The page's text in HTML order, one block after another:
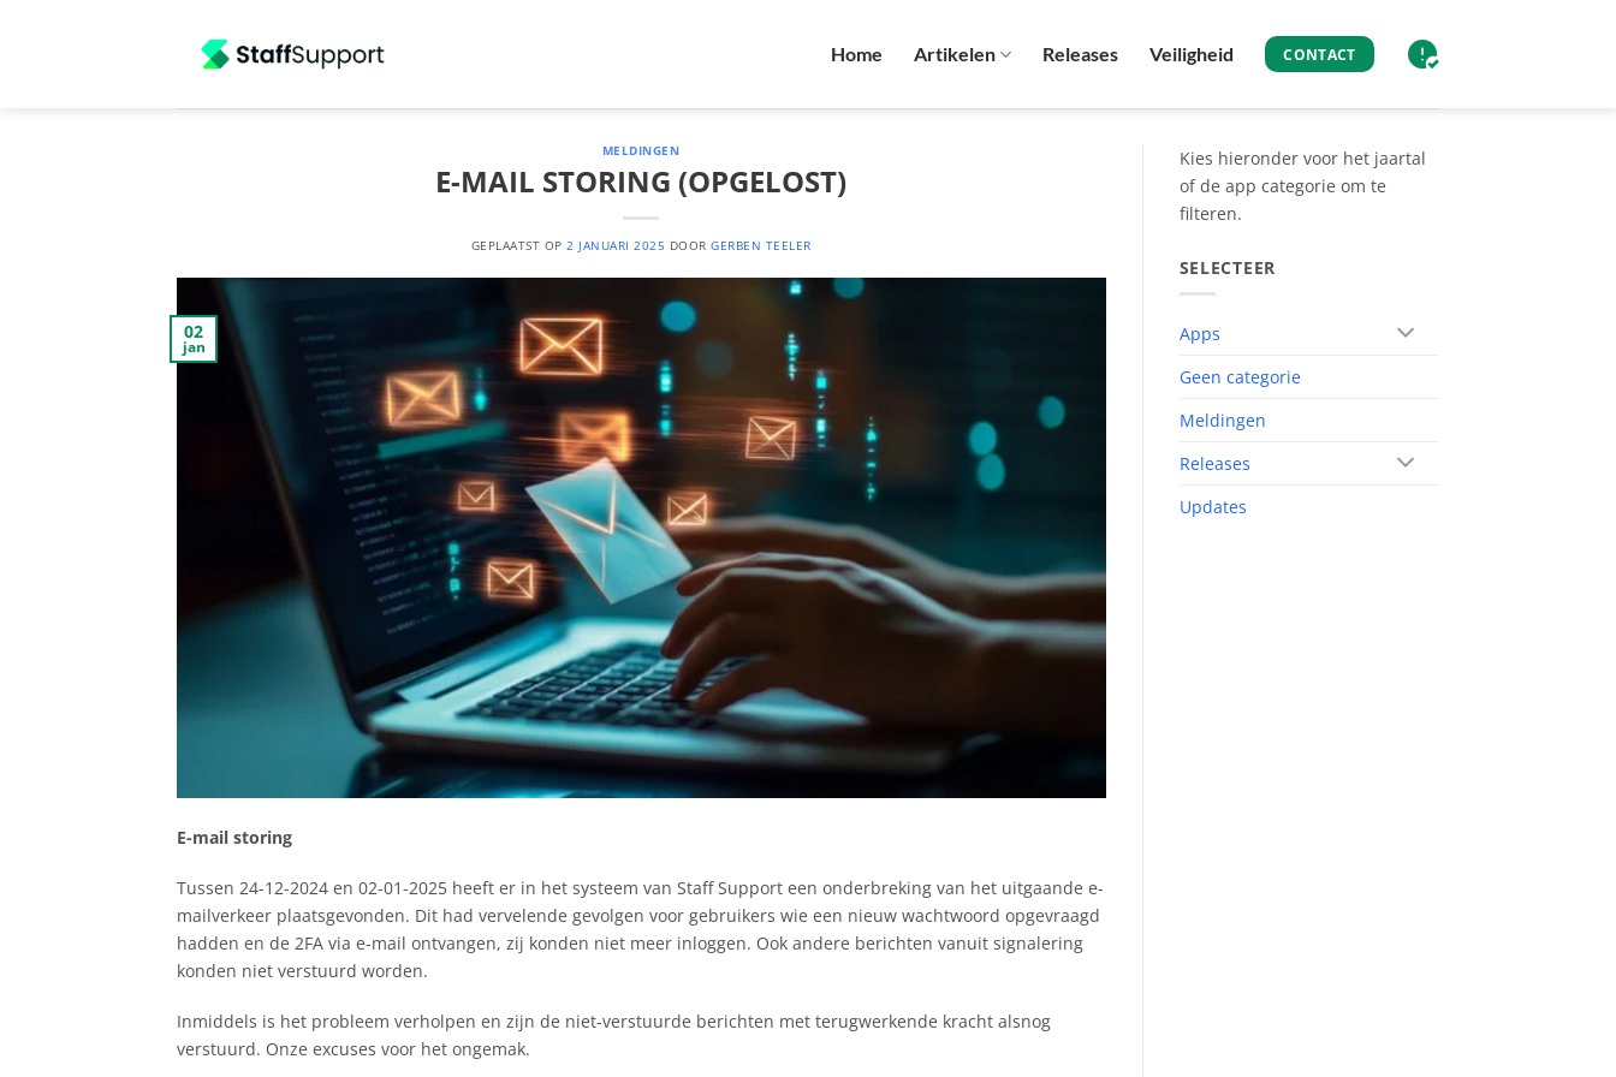
Home Artikelen Releases Veiligheid CONTACT
MELDINGEN
E-MAIL STORING (OPGELOST)
GEPLAATST OP2 JANUARI 2025 DOORGERBEN TEELER
02
jan
E-mail storing
Tussen 24-12-2024 en 02-01-2025 heeft er in het systeem van Staff Support een onderbreking van het uitgaande e-
mailverkeer plaatsgevonden. Dit had vervelende gevolgen voor gebruikers wie een nieuw wachtwoord opgevraagd
hadden en de 2FA via e-mail ontvangen, zij konden niet meer inloggen. Ook andere berichten vanuit signalering
konden niet verstuurd worden.
Inmiddels is het probleem verholpen en zijn de niet-verstuurde berichten met terugwerkende kracht alsnog
verstuurd. Onze excuses voor het ongemak.
Kies hieronder voor het jaartal
of de app categorie om te
filteren.
SELECTEER
Apps
Geen categorie
Meldingen
Releases
Updates